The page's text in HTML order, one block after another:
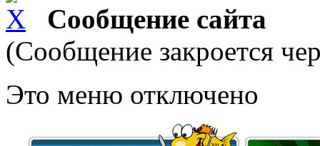
Сообщение сайта
(Сообщение закроется
Это меню отключено